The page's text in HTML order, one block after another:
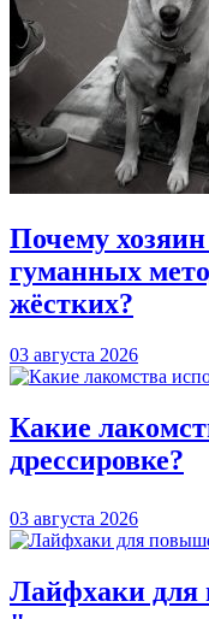
Почему
гуманных
жёстких?
03 августа 2026
Какие
дрессировке?
03 августа 2026
Лайфхаки для